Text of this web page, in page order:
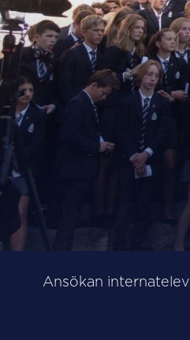
Ansökan internatelev